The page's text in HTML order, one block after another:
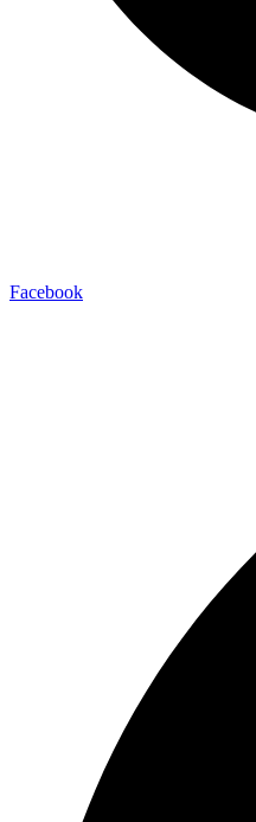
Facebook